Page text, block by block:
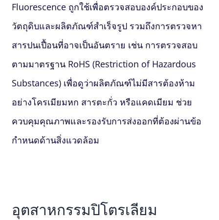
Fluorescence ถูกใช้เพื่อตรวจสอบองค์ประกอบของ
วัตถุดิบและผลิตภัณฑ์สำเร็จรูป รวมถึงการตรวจหา
สารปนเปื้อนที่อาจเป็นอันตราย เช่น การตรวจสอบ
ตามมาตรฐาน RoHS (Restriction of Hazardous
Substances) เพื่อดูว่าผลิตภัณฑ์ไม่มีสารต้องห้าม
อย่างโครเมียมหก สารตะกั่ว หรือแคดเมียม ช่วย
ควบคุมคุณภาพและรองรับการส่งออกที่ต้องผ่านข้อ
กำหนดด้านสิ่งแวดล้อม
อุตสาหกรรมปิโตรเลียม